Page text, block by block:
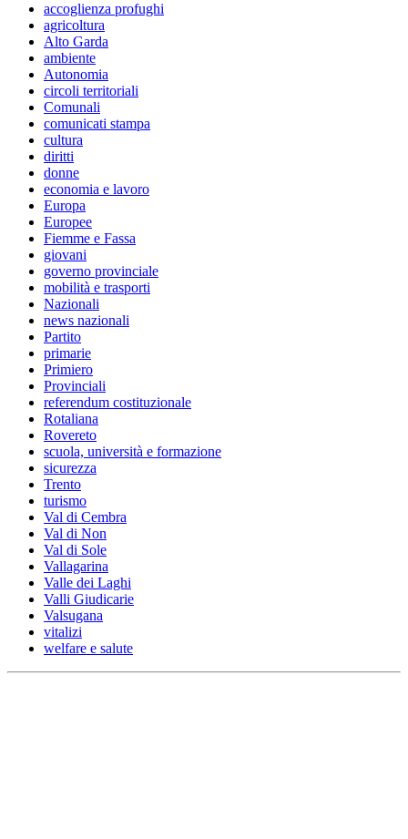
accoglienza profughi
agricoltura
Alto Garda
ambiente
Autonomia
circoli territoriali
Comunali
comunicati stampa
cultura
diritti
donne
economia e lavoro
Europa
Europee
Fiemme e Fassa
giovani
governo provinciale
mobilità e trasporti
Nazionali
news nazionali
Partito
primarie
Primiero
Provinciali
referendum costituzionale
Rotaliana
Rovereto
scuola, università e formazione
sicurezza
Trento
turismo
Val di Cembra
Val di Non
Val di Sole
Vallagarina
Valle dei Laghi
Valli Giudicarie
Valsugana
vitalizi
welfare e salute